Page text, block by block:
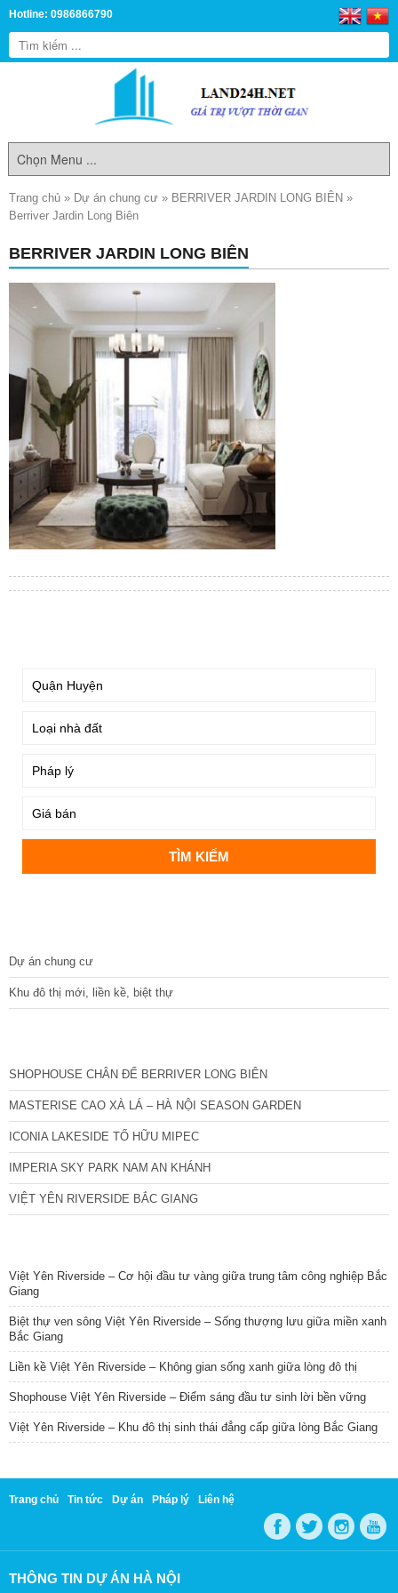
Hotline: 0986866790
Trang chủ » Dự án chung cư » BERRIVER JARDIN LONG BIÊN »
Berriver Jardin Long Biên
BERRIVER JARDIN LONG BIÊN
Dự án chung cư
Khu đô thị mới, liền kề, biệt thự
SHOPHOUSE CHÂN ĐẾ BERRIVER LONG BIÊN
MASTERISE CAO XÀ LÁ – HÀ NỘI SEASON GARDEN
ICONIA LAKESIDE TỐ HỮU MIPEC
IMPERIA SKY PARK NAM AN KHÁNH
VIỆT YÊN RIVERSIDE BẮC GIANG
Việt Yên Riverside – Cơ hội đầu tư vàng giữa trung tâm công nghiệp Bắc
Giang
Biệt thự ven sông Việt Yên Riverside – Sống thượng lưu giữa miền xanh
Bắc Giang
Liền kề Việt Yên Riverside – Không gian sống xanh giữa lòng đô thị
Shophouse Việt Yên Riverside – Điểm sáng đầu tư sinh lời bền vững
Việt Yên Riverside – Khu đô thị sinh thái đẳng cấp giữa lòng Bắc Giang
Trang chủ Tin tức Dự án Pháp lý Liên hệ
THÔNG TIN DỰ ÁN HÀ NỘI